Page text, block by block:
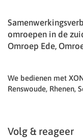
omroepen in de
Omroep Ede,
We bedienen met
Renswoude, Rhenen,
Volg & reageer